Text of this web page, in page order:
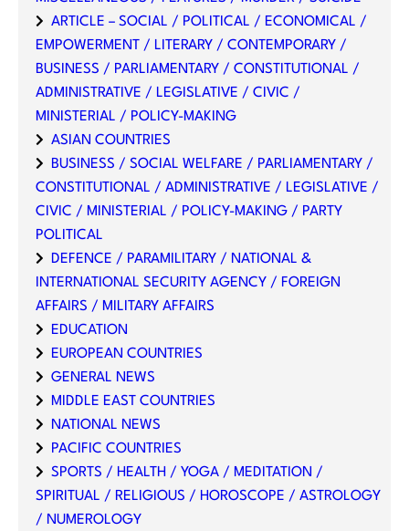
ARTICLE – SOCIAL / POLITICAL / ECONOMICAL /
EMPOWERMENT / LITERARY / CONTEMPORARY /
BUSINESS / PARLIAMENTARY / CONSTITUTIONAL /
ADMINISTRATIVE / LEGISLATIVE / CIVIC /
MINISTERIAL / POLICY-MAKING
ASIAN COUNTRIES
BUSINESS / SOCIAL WELFARE / PARLIAMENTARY /
CONSTITUTIONAL / ADMINISTRATIVE / LEGISLATIVE /
CIVIC / MINISTERIAL / POLICY-MAKING / PARTY
POLITICAL
DEFENCE / PARAMILITARY / NATIONAL &
INTERNATIONAL SECURITY AGENCY / FOREIGN
AFFAIRS / MILITARY AFFAIRS
EDUCATION
EUROPEAN COUNTRIES
GENERAL NEWS
MIDDLE EAST COUNTRIES
NATIONAL NEWS
PACIFIC COUNTRIES
SPORTS / HEALTH / YOGA / MEDITATION /
SPIRITUAL / RELIGIOUS / HOROSCOPE / ASTROLOGY
/ NUMEROLOGY